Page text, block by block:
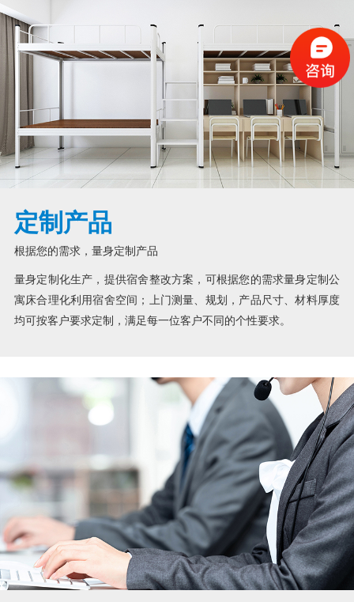
定制产品
根据您的需求，量身定制产品
量身定制化生产，提供宿舍整改方案，可根据您的需求量身定制公
寓床合理化利用宿舍空间；上门测量、规划，产品尺寸、材料厚度
均可按客户要求定制，满足每一位客户不同的个性要求。